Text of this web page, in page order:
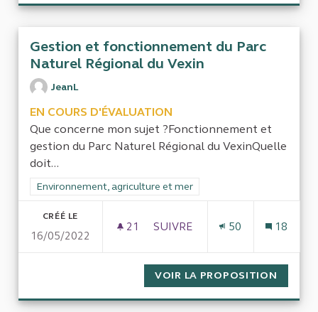
Gestion et fonctionnement du Parc
Naturel Régional du Vexin
JeanL
EN COURS D'ÉVALUATION
Que concerne mon sujet ?Fonctionnement et
gestion du Parc Naturel Régional du VexinQuelle
doit...
Filtrer les résultats de la catégorie : Environnement,
Environnement, agriculture et mer
CRÉÉ LE
16/05/2022
21 21 ABONNÉS
SUIVRE
50 18
VOIR LA PROPOSITION